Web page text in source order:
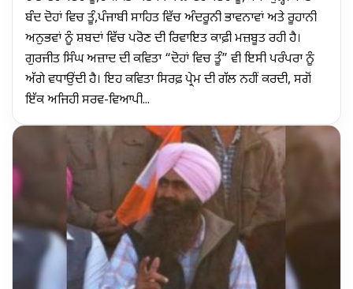
ਬੰਦ ਦੋਹਾਂ ਵਿਚ ਤੂੰ,ਪੰਜਾਬੀ ਸਾਹਿਤ ਵਿੱਚ ਅੰਦਰੂਨੀ ਭਾਵਨਾਵਾਂ ਅਤੇ ਰੂਹਾਨੀ
ਅਨੁਭਵਾਂ ਨੂੰ ਸ਼ਬਦਾਂ ਵਿੱਚ ਪਰੋਣ ਦੀ ਰਿਵਾਇਤ ਕਾਫ਼ੀ ਮਜ਼ਬੂਤ ਰਹੀ ਹੈ।
ਗੁਰਜੀਤ ਸਿੰਘ ਅਜ਼ਾਦ ਦੀ ਕਵਿਤਾ “ਦੋਹਾਂ ਵਿਚ ਤੂੰ” ਵੀ ਇਸੀ ਪਰੰਪਰਾ ਨੂੰ
ਅੱਗੇ ਵਧਾਉਂਦੀ ਹੈ। ਇਹ ਕਵਿਤਾ ਸਿਰਫ਼ ਪ੍ਰੇਮ ਦੀ ਗੱਲ ਨਹੀਂ ਕਰਦੀ, ਸਗੋਂ
ਇੱਕ ਅਜਿਹੀ ਸਰਵ-ਵਿਆਪੀ...